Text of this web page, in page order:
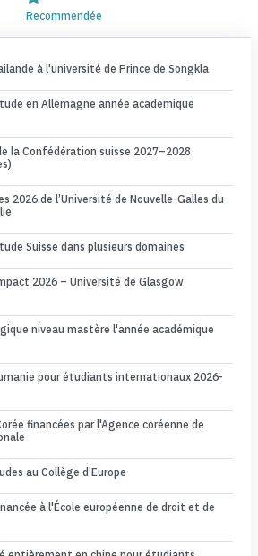
Recommendée
à l'université de Prince de Songkla
en Allemagne année academique
la Confédération suisse 2027–2028
2026 de l’Université de Nouvelle-Galles du
Suisse dans plusieurs domaines
2026 – Université de Glasgow
niveau mastère l'année académique
pour étudiants internationaux 2026-
financées par l'Agence coréenne de
au Collège d’Europe
à l'École européenne de droit et de